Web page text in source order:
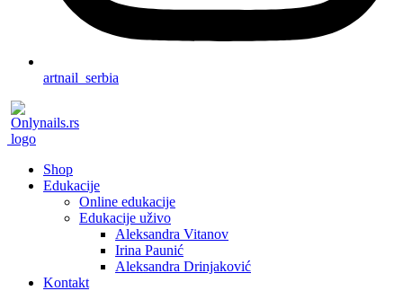
artnail_serbia
Shop
Edukacije
Online edukacije
Edukacije uživo
Aleksandra Vitanov
Irina Paunić
Aleksandra Drinjaković
Kontakt